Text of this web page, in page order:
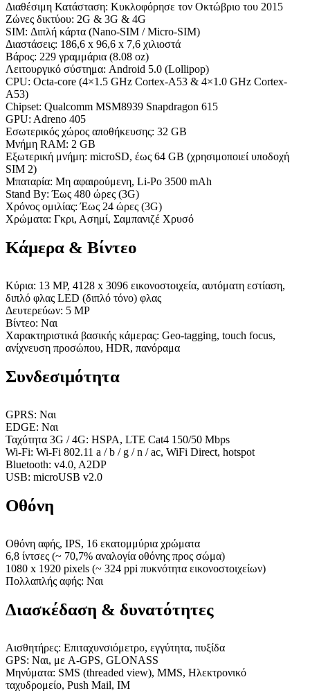
Διαθέσιμη Κατάσταση: Κυκλοφόρησε τον Οκτώβριο του 2015
Ζώνες δικτύου: 2G & 3G & 4G
SIM: Διπλή κάρτα (Nano-SIM / Micro-SIM)
Διαστάσεις: 186,6 x 96,6 x 7,6 χιλιοστά
Βάρος: 229 γραμμάρια (8.08 oz)
Λειτουργικό σύστημα: Android 5.0 (Lollipop)
CPU: Octa-core (4×1.5 GHz Cortex-A53 & 4×1.0 GHz Cortex-
A53)
Chipset: Qualcomm MSM8939 Snapdragon 615
GPU: Adreno 405
Εσωτερικός χώρος αποθήκευσης: 32 GB
Μνήμη RAM: 2 GB
Εξωτερική μνήμη: microSD, έως 64 GB (χρησιμοποιεί υποδοχή
SIM 2)
Μπαταρία: Μη αφαιρούμενη, Li-Po 3500 mAh
Stand By: Έως 480 ώρες (3G)
Χρόνος ομιλίας: Έως 24 ώρες (3G)
Χρώματα: Γκρι, Ασημί, Σαμπανιζέ Χρυσό
Κάμερα & Βίντεο
Κύρια: 13 MP, 4128 x 3096 εικονοστοιχεία, αυτόματη εστίαση,
διπλό φλας LED (διπλό τόνο) φλας
Δευτερεύων: 5 MP
Βίντεο: Ναι
Χαρακτηριστικά βασικής κάμερας: Geo-tagging, touch focus,
ανίχνευση προσώπου, HDR, πανόραμα
Συνδεσιμότητα
GPRS: Ναι
EDGE: Ναι
Ταχύτητα 3G / 4G: HSPA, LTE Cat4 150/50 Mbps
Wi-Fi: Wi-Fi 802.11 a / b / g / n / ac, WiFi Direct, hotspot
Bluetooth: v4.0, A2DP
USB: microUSB v2.0
Οθόνη
Οθόνη αφής, IPS, 16 εκατομμύρια χρώματα
6,8 ίντσες (~ 70,7% αναλογία οθόνης προς σώμα)
1080 x 1920 pixels (~ 324 ppi πυκνότητα εικονοστοιχείων)
Πολλαπλής αφής: Ναι
Διασκέδαση & δυνατότητες
Αισθητήρες: Επιταχυνσιόμετρο, εγγύτητα, πυξίδα
GPS: Ναι, με A-GPS, GLONASS
Μηνύματα: SMS (threaded view), MMS, Ηλεκτρονικό
ταχυδρομείο, Push Mail, IM